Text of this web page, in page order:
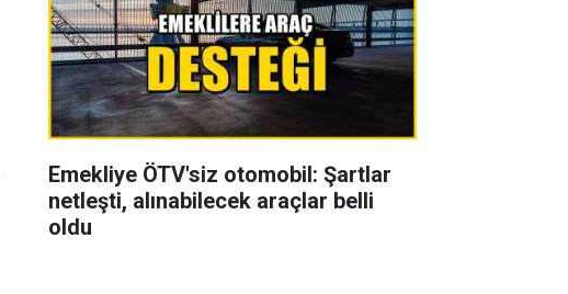
Emekliye ÖTV'siz otomobil: Şartlar
netleşti, alınabilecek araçlar belli
oldu